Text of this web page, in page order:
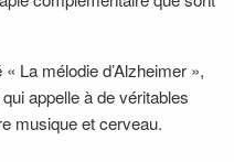
La mélodie d’Alzheimer »,
appelle à de véritables
musique et cerveau.